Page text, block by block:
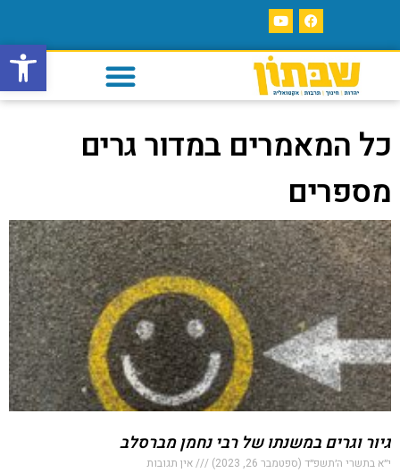
פתח
כל המאמרים במדור גרים
מספרים
גיור וגרים במשנתו של רבי נחמן מברסלב
י״א בתשרי ה׳תשפ״ד (ספטמבר 26, 2023) אין תגובות